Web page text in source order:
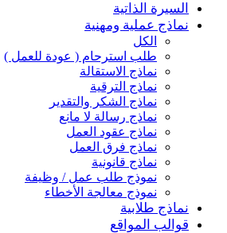
السيرة الذاتية
نماذج عملية ومهنية
الكل
طلب استرحام ( عودة للعمل )
نماذج الاستقالة
نماذج الترقية
نماذج الشكر والتقدير
نماذج رسالة لا مانع
نماذج عقود العمل
نماذج فرق العمل
نماذج قانونية
نموذج طلب عمل / وظيفة
نموذج معالجة الأخطاء
نماذج طلابية
قوالب المواقع